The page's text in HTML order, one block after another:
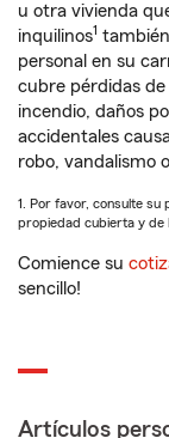
u otra vivienda
inquilinos1
personal en su
cubre pérdidas
incendio, daños
accidentales
robo, vandalismo
1. Por favor, consulte su
propiedad cubierta y de
Comience su
sencillo!
Artículos